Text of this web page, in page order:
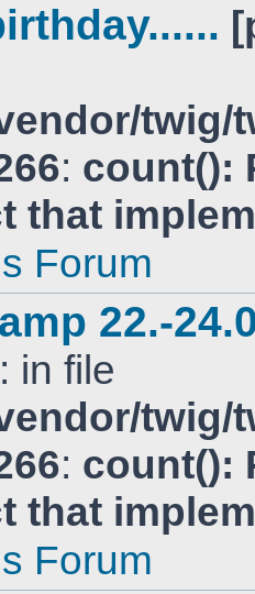
: count():
that
Forum
22.-
: in file
: count():
that
Forum